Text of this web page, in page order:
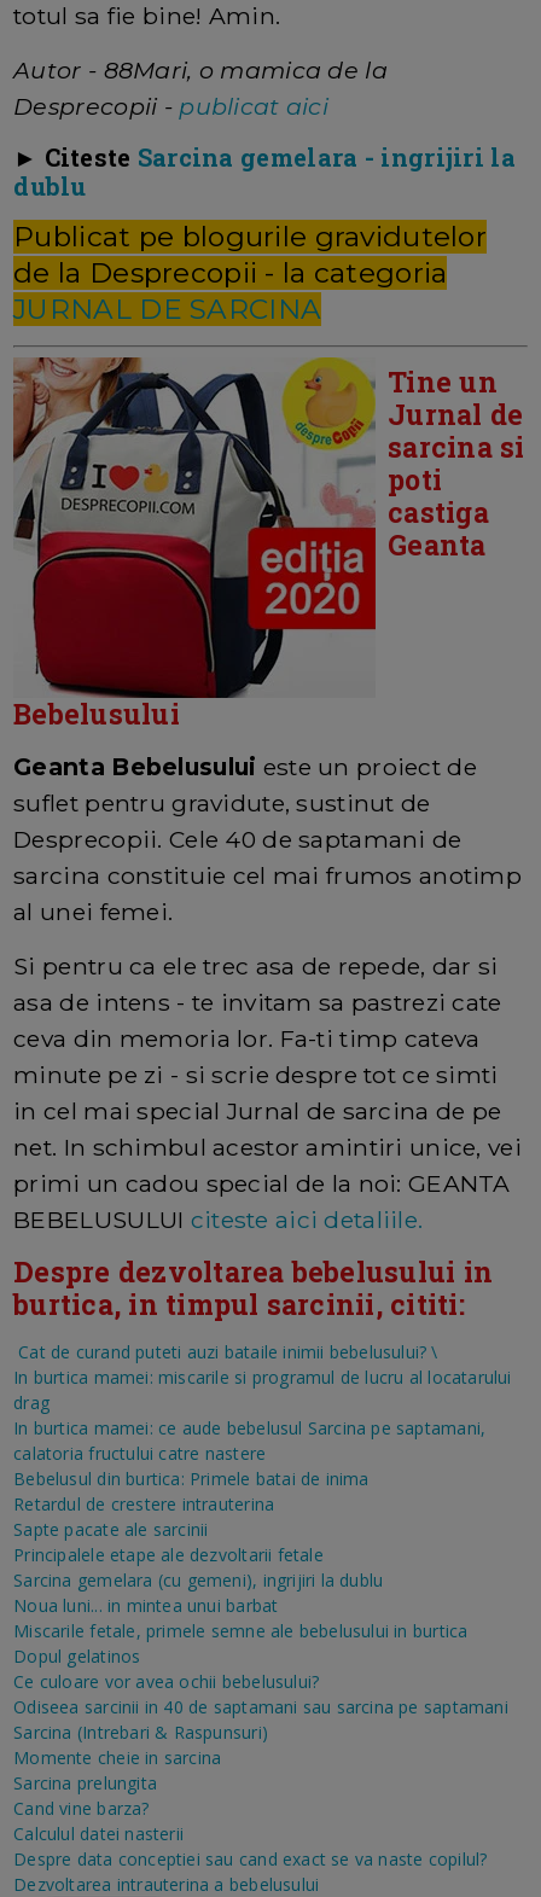
totul sa fie bine! Amin.
Autor - 88Mari, o mamica de la
Desprecopii - publicat aici
► Citeste Sarcina gemelara - ingrijiri la
dublu
Publicat pe blogurile gravidutelor
de la Desprecopii - la categoria
JURNAL DE SARCINA
Tine un
Jurnal de
sarcina si
poti
castiga
Geanta
Bebelusului
Geanta Bebelusului este un proiect de
suflet pentru gravidute, sustinut de
Desprecopii. Cele 40 de saptamani de
sarcina constituie cel mai frumos anotimp
al unei femei.
Si pentru ca ele trec asa de repede, dar si
asa de intens - te invitam sa pastrezi cate
ceva din memoria lor. Fa-ti timp cateva
minute pe zi - si scrie despre tot ce simti
in cel mai special Jurnal de sarcina de pe
net. In schimbul acestor amintiri unice, vei
primi un cadou special de la noi: GEANTA
BEBELUSULUI citeste aici detaliile.
Despre dezvoltarea bebelusului in
burtica, in timpul sarcinii, cititi:
Cat de curand puteti auzi bataile inimii bebelusului? \
In burtica mamei: miscarile si programul de lucru al locatarului
drag
In burtica mamei: ce aude bebelusul Sarcina pe saptamani,
calatoria fructului catre nastere
Bebelusul din burtica: Primele batai de inima
Retardul de crestere intrauterina
Sapte pacate ale sarcinii
Principalele etape ale dezvoltarii fetale
Sarcina gemelara (cu gemeni), ingrijiri la dublu
Noua luni... in mintea unui barbat
Miscarile fetale, primele semne ale bebelusului in burtica
Dopul gelatinos
Ce culoare vor avea ochii bebelusului?
Odiseea sarcinii in 40 de saptamani sau sarcina pe saptamani
Sarcina (Intrebari & Raspunsuri)
Momente cheie in sarcina
Sarcina prelungita
Cand vine barza?
Calculul datei nasterii
Despre data conceptiei sau cand exact se va naste copilul?
Dezvoltarea intrauterina a bebelusului